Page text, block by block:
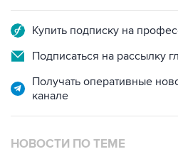
Купить подписку на
Подписаться на рассылку
Получать оперативные
канале
НОВОСТИ ПО ТЕМЕ